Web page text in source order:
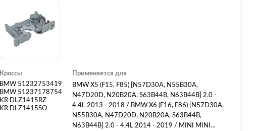
Кроссы
BMW 51232753419
BMW 51237178754
KR DLZ1415RZ
KR DLZ1415SO
Применяется для
BMW X5 (F15, F85) [N57D30A, N55B30A,
N47D20D, N20B20A, S63B44B, N63B44B] 2.0 -
4.4L 2013 - 2018 / BMW X6 (F16, F86) [N57D30A,
N55B30A, N47D20D, N20B20A, S63B44B,
N63B44B] 2.0 - 4.4L 2014 - 2019 / MINI MINI